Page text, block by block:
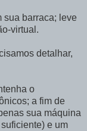
sua barraca; leve
virtual.
detalhar,
o
a fim de
sua máquina
e um